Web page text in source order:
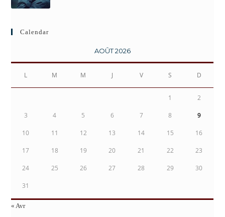
Calendar
AOÛT 2026
L M M J V S D
1 2
3 4 5 6 7 8 9
10 11 12 13 14 15 16
17 18 19 20 21 22 23
24 25 26 27 28 29 30
31
« Avr